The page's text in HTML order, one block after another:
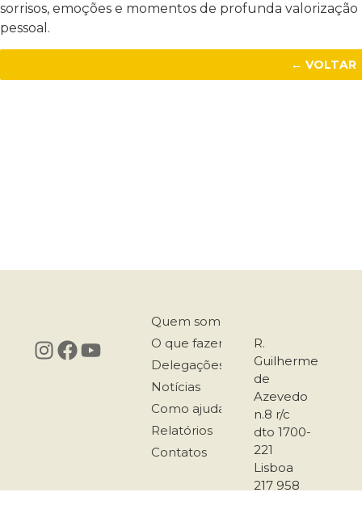
sorrisos, emoções e momentos de profunda valorização
pessoal.
← VOLTAR
Quem somos
O que fazemos
Delegações
Notícias
Como ajudar
Relatórios
Contatos
R.
Guilherme
de
Azevedo
n.8 r/c
dto 1700-
221
Lisboa
217 958